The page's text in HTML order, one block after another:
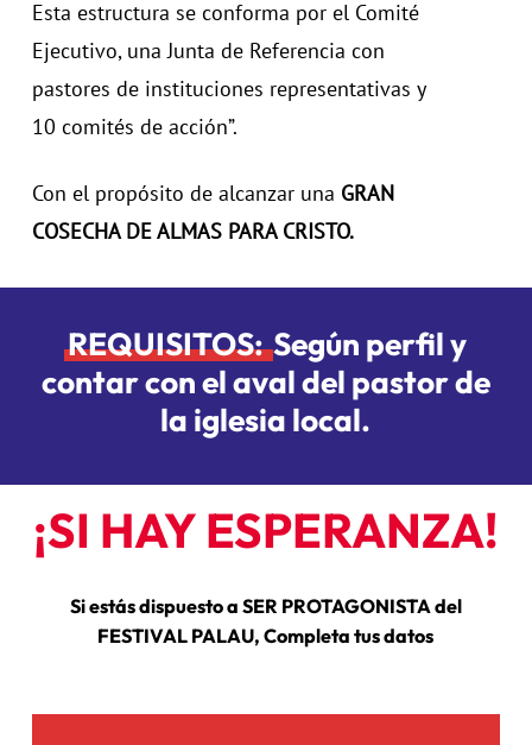
Esta estructura se conforma por el Comité
Ejecutivo, una Junta de Referencia con
pastores de instituciones representativas y
10 comités de acción”.
Con el propósito de alcanzar una GRAN
COSECHA DE ALMAS PARA CRISTO.
REQUISITOS:Según perfil y
contar con el aval del pastor de
la iglesia local.
¡SI HAY ESPERANZA!
Siestásdispuestoa SER PROTAGONISTAdel
FESTIVAL PALAU, Completa tusdatos